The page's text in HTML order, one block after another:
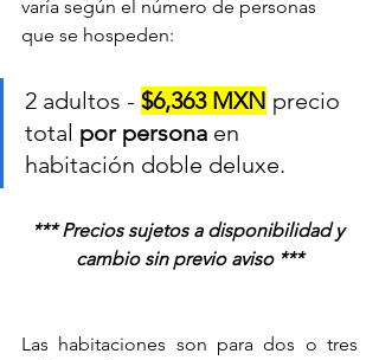
varía según el número de personas
que se hospeden:
2 adultos - $6,363 MXN precio
total por persona en
*** Precios sujetos a disponibilidad y
cambio sin previo aviso ***
Las habitaciones son para dos o tres